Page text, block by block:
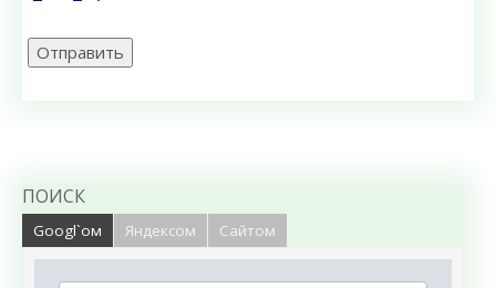
Отправить
ПОИСК
Googl`ом Яндексом Сайтом